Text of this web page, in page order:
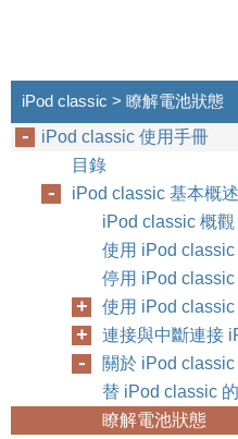
iPod classic > 瞭解電池狀態
iPod classic 使用手冊
目錄
iPod classic 基本概述
iPod classic 概觀
使用 iPod classic
停用 iPod classic
使用 iPod
連接與中斷連接
關於 iPod
替 iPod classic
瞭解電池狀態